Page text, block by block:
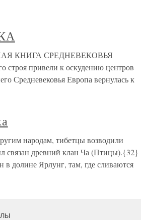
КНИГА СРЕДНЕВЕКОВЬЯ
строя привели к оскудению центров
Средневековья Европа вернулась к
народам, тибетцы возводили
связан древний клан Ча (Птицы).{32}
долине Ярлунг, там, где сливаются